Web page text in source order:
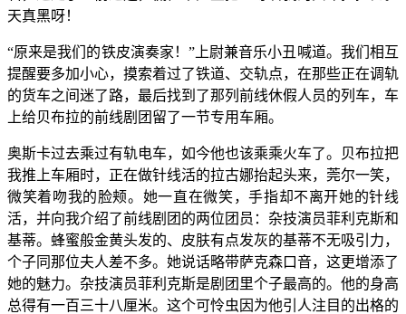
天真黑呀！
“原来是我们的铁皮演奏家！”上尉兼音乐小丑喊道。我们相互
提醒要多加小心，摸索着过了铁道、交轨点，在那些正在调轨
的货车之间迷了路，最后找到了那列前线休假人员的列车，车
上给贝布拉的前线剧团留了一节专用车厢。
奥斯卡过去乘过有轨电车，如今他也该乘乘火车了。贝布拉把
我推上车厢时，正在做针线活的拉古娜抬起头来，莞尔一笑，
微笑着吻我的脸颊。她一直在微笑，手指却不离开她的针线
活，并向我介绍了前线剧团的两位团员：杂技演员菲利克斯和
基蒂。蜂蜜般金黄头发的、皮肤有点发灰的基蒂不无吸引力，
个子同那位夫人差不多。她说话略带萨克森口音，这更增添了
她的魅力。杂技演员菲利克斯是剧团里个子最高的。他的身高
总得有一百三十八厘米。这个可怜虫因为他引人注目的出格的